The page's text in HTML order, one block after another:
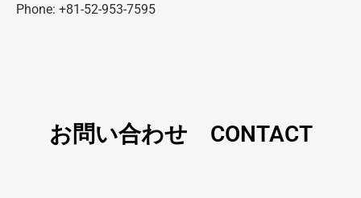
Phone: +81-52-953-7595
お問い合わせ CONTACT